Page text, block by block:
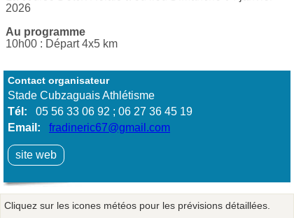
2026
Au programme
10h00 : Départ 4x5 km
Contact organisateur
Stade Cubzaguais Athlétisme
Tél: 05 56 33 06 92 ; 06 27 36 45 19
Email:
fradineric67@gmail.com
site web
Cliquez sur les icones météos pour les prévisions détaillées.